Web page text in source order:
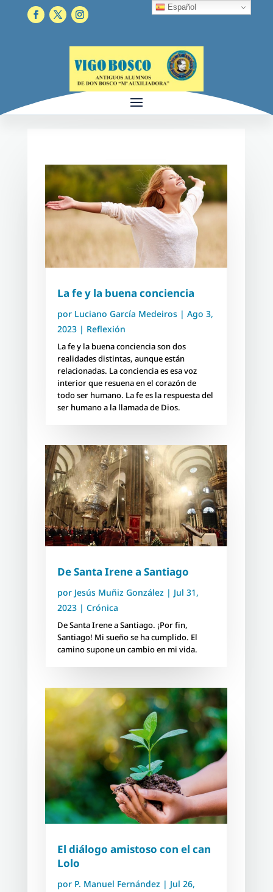
La fe y la buena conciencia
por Luciano García Medeiros| Ago 3,
2023| Reflexión
La fe y la buena conciencia son dos
realidades distintas, aunque están
relacionadas. La conciencia es esa voz
interior que resuena en el corazón de
todo ser humano. La fe es la respuesta del
ser humano a la llamada de Dios.
De Santa Irene a Santiago
por Jesús Muñiz González| Jul 31,
2023| Crónica
De Santa Irene a Santiago. ¡Por fin,
Santiago! Mi sueño se ha cumplido. El
camino supone un cambio en mi vida.
El diálogo amistoso con el can
Lolo
por P. Manuel Fernández | Jul 26,
Español